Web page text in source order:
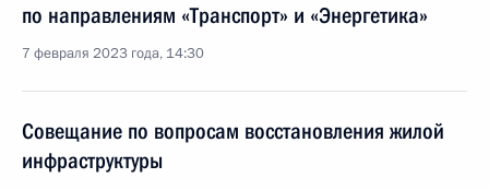
по направлениям «Транспорт» и «Энергетика»
7 февраля 2023 года, 14:30
Совещание по вопросам восстановления жилой
инфраструктуры